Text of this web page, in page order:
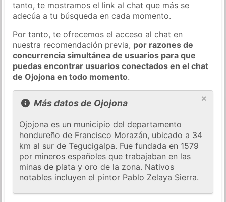
tanto, te mostramos el link al chat que más se
adecúa a tu búsqueda en cada momento.
Por tanto, te ofrecemos el acceso al chat en
nuestra recomendación previa, por razones de
concurrencia simultánea de usuarios para que
puedas encontrar usuarios conectados en el chat
de Ojojona en todo momento.
×
Más datos de Ojojona
Ojojona es un municipio del departamento
hondureño de Francisco Morazán, ubicado a 34
km al sur de Tegucigalpa. Fue fundada en 1579
por mineros españoles que trabajaban en las
minas de plata y oro de la zona. Nativos
notables incluyen el pintor Pablo Zelaya Sierra.